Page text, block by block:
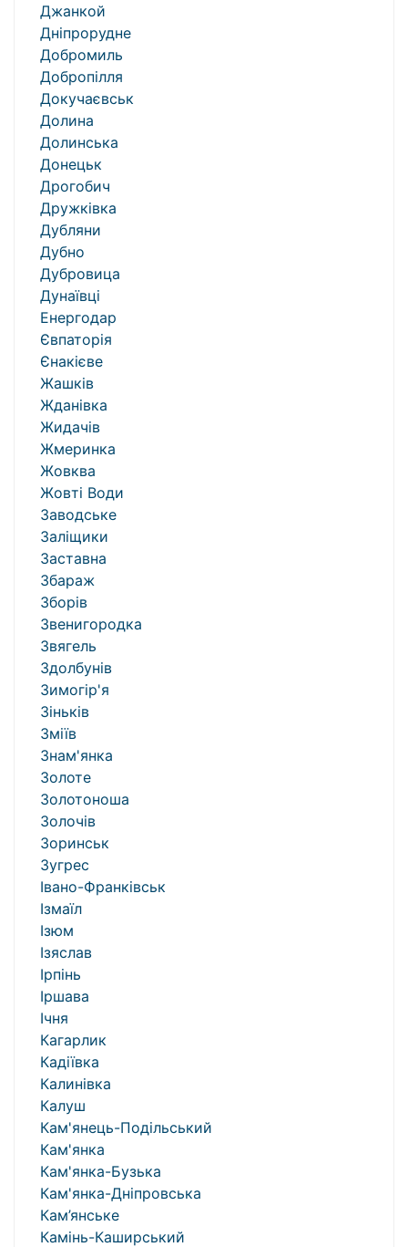
Джанкой
Дніпрорудне
Добромиль
Добропілля
Докучаєвськ
Долина
Долинська
Донецьк
Дрогобич
Дружківка
Дубляни
Дубно
Дубровица
Дунаївці
Енергодар
Євпаторія
Єнакієве
Жашків
Жданівка
Жидачів
Жмеринка
Жовква
Жовті Води
Заводське
Заліщики
Заставна
Збараж
Зборів
Звенигородка
Звягель
Здолбунів
Зимогір'я
Зіньків
Зміїв
Знам'янка
Золоте
Золотоноша
Золочів
Зоринськ
Зугрес
Івано-Франківськ
Ізмаїл
Ізюм
Ізяслав
Ірпінь
Іршава
Ічня
Кагарлик
Кадіївка
Калинівка
Калуш
Кам'янець-Подільський
Кам'янка
Кам'янка-Бузька
Кам'янка-Дніпровська
Кам’янське
Камінь-Каширський